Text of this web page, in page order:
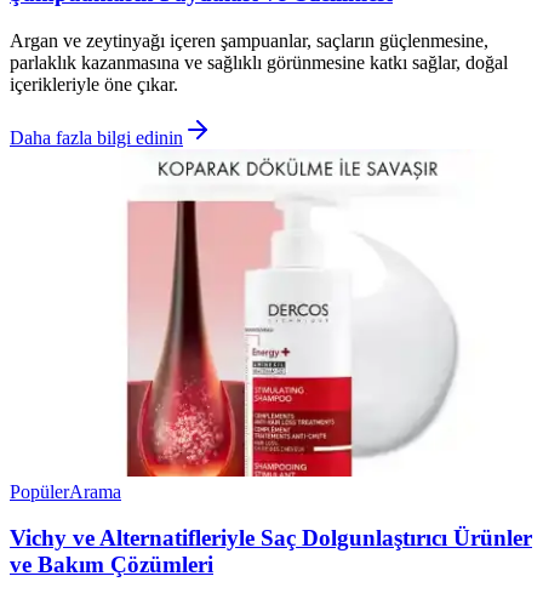
Argan ve zeytinyağı içeren şampuanlar, saçların güçlenmesine,
parlaklık kazanmasına ve sağlıklı görünmesine katkı sağlar, doğal
içerikleriyle öne çıkar.
Daha fazla bilgi edinin
PopülerArama
Vichy ve Alternatifleriyle Saç Dolgunlaştırıcı Ürünler
ve Bakım Çözümleri